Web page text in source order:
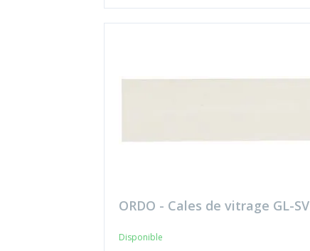
ORDO - Cales de vitrage GL-SV
Disponible